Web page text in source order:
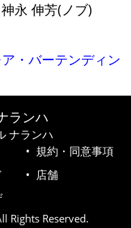
永 伸芳(ノブ)
・バーテンディン
ランハ
ナランハ
規約・同意事項
店舗
Rights Reserved.